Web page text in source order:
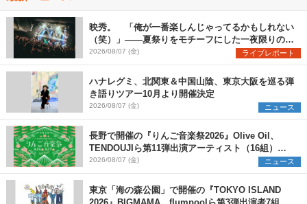
映秀。 「俺が一番楽しんじゃってるかもしれない
（笑）」――夏祭りをモチーフにした一夜限りのス
ペシャルライブ『色祭』レポート
2026/08/07 (金) ライブレポート
ハナレグミ、北関東＆中国山陰、東京大阪を巡る弾
き語りツアー10月より開催決定
2026/08/07 (金) ニュース
長野で開催の『りんご音楽祭2026』Olive Oil、
TENDOUJIら第11弾出演アーティスト（16組）を
発表
2026/08/07 (金) ニュース
東京「海の森公園」で開催の『TOKYO ISLAND